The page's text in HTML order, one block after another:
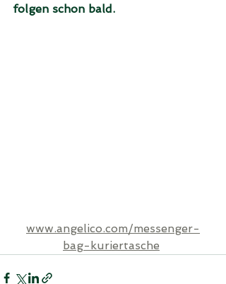
folgen schon bald.
www.angelico.com/messenger-
bag-kuriertasche